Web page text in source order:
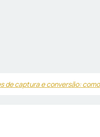
de captura e conversão: